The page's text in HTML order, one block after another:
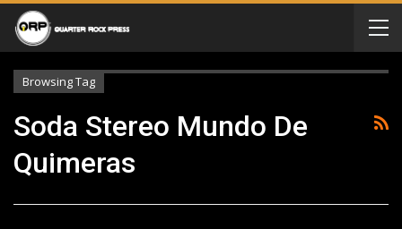
Browsing Tag
Soda Stereo Mundo De
Quimeras